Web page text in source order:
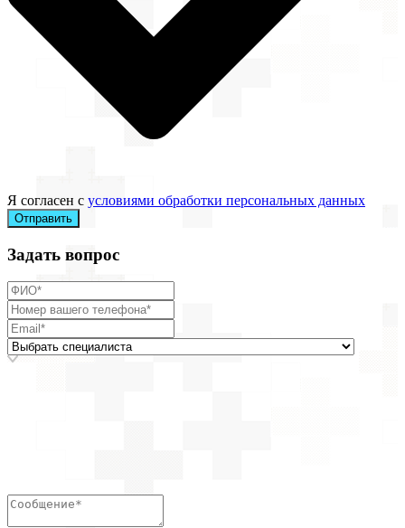
Я согласен с условиями обработки персональных данных
Отправить
Задать вопрос